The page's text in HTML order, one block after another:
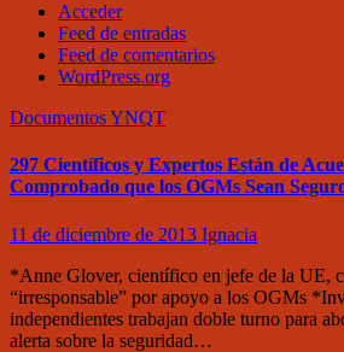
Acceder
Feed de entradas
Feed de comentarios
WordPress.org
DocumentosYNQT
297 Científicos y Expertos Están de
Comprobado que los OGMs Sean
11 de diciembre de 2013 Ignacia
*Anne Glover, científico en jefe de la UE,
“irresponsable” por apoyo a los OGMs
independientes trabajan doble turno para
alerta sobre la seguridad…